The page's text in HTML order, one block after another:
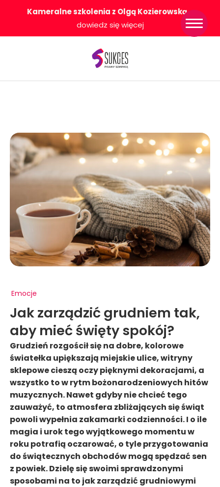
Kameralne szkolenia z Olgą Kozierowską-
dowiedz się więcej
Emocje
Jak zarządzić grudniem tak,
aby mieć święty spokój?
Grudzień rozgościł się na dobre, kolorowe
światełka upiększają miejskie ulice, witryny
sklepowe cieszą oczy pięknymi dekoracjami, a
wszystko to w rytm bożonarodzeniowych hitów
muzycznych. Nawet gdyby nie chcieć tego
zauważyć, to atmosfera zbliżających się świąt
powoli wypełnia zakamarki codzienności. I o ile
magia i urok tego wyjątkowego momentu w
roku potrafią oczarować, o tyle przygotowania
do świątecznych obchodów mogą spędzać sen
z powiek. Dzielę się swoimi sprawdzonymi
sposobami na to jak zarządzić grudniowymi
Strona główna
Konkurs Sukces